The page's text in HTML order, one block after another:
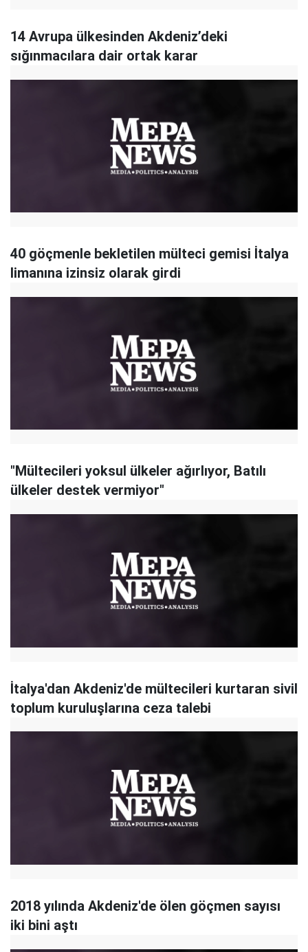
14 Avrupa ülkesinden Akdeniz’deki
sığınmacılara dair ortak karar
40 göçmenle bekletilen mülteci gemisi İtalya
limanına izinsiz olarak girdi
"Mültecileri yoksul ülkeler ağırlıyor, Batılı
ülkeler destek vermiyor"
İtalya'dan Akdeniz'de mültecileri kurtaran sivil
toplum kuruluşlarına ceza talebi
2018 yılında Akdeniz'de ölen göçmen sayısı
iki bini aştı